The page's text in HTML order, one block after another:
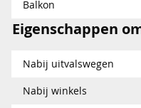
Balkon
Eigenschappen
Nabij uitvalswegen
Nabij winkels